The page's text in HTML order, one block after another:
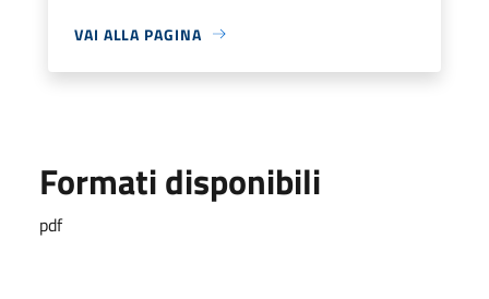
VAI ALLA PAGINA
Formati disponibili
pdf